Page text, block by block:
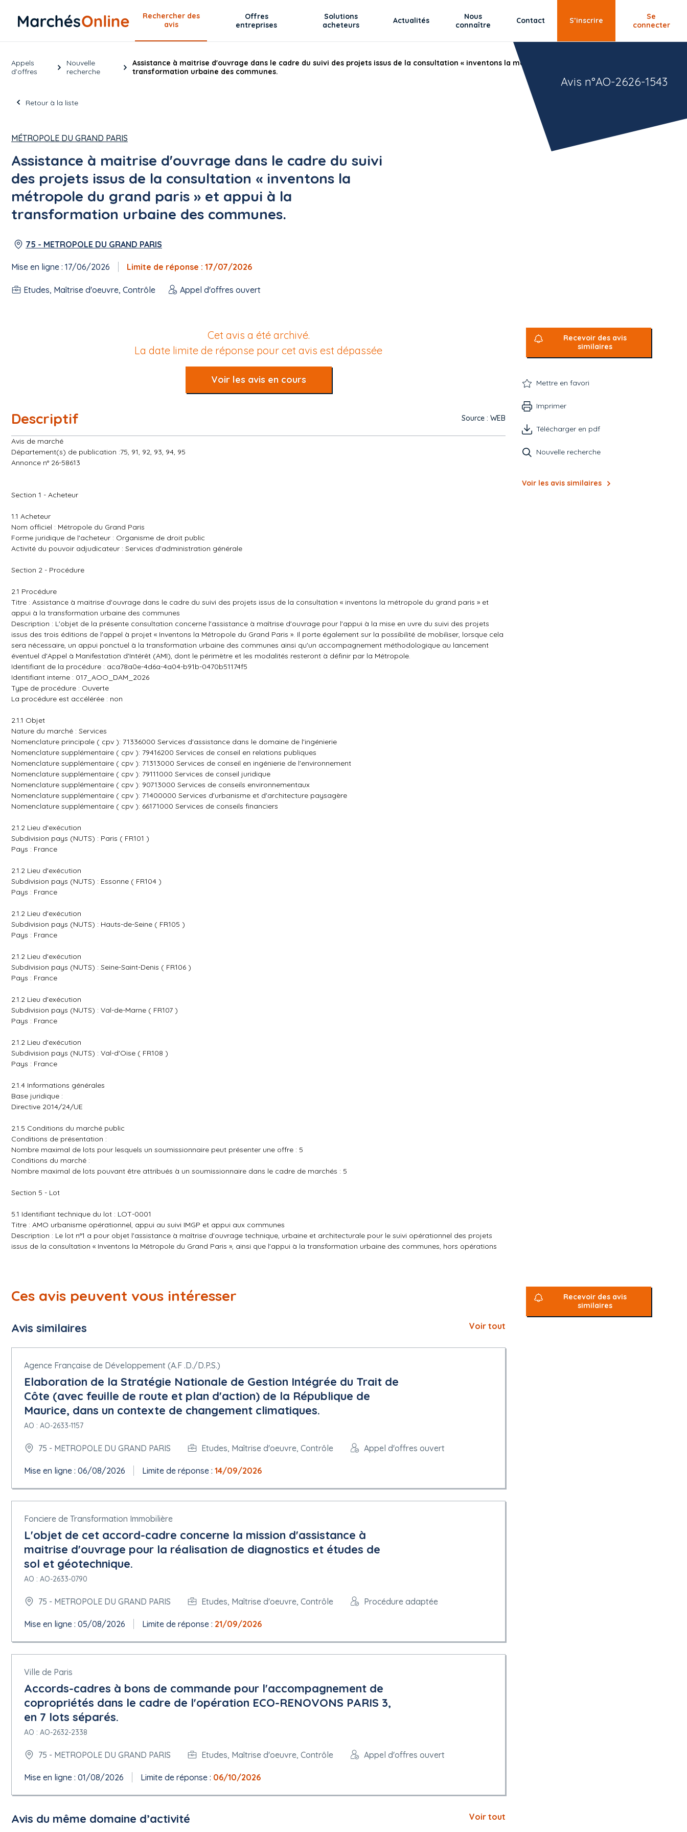
Rechercher des
avis
Offres
entreprises
Solutions
acheteurs
Actualités
Nous
connaître
Contact S’inscrire
Se
connecter
Appels
d’offres
Nouvelle
recherche
Assistance à maitrise d'ouvrage dans le cadre du suivi des projets issus de la consultation « inventons la métropole du grand paris » et appui à la
transformation urbaine des communes.
Retour à la liste
MÉTROPOLE DU GRAND PARIS
Assistance à maitrise d'ouvrage dans le cadre du suivi
des projets issus de la consultation « inventons la
métropole du grand paris » et appui à la
transformation urbaine des communes.
75 - METROPOLE DU GRAND PARIS
Mise en ligne : 17/06/2026 Limite de réponse : 17/07/2026
Etudes, Maîtrise d'oeuvre, Contrôle Appel d'offres ouvert
Avis n°AO-2626-1543
Cet avis a été archivé.
La date limite de réponse pour cet avis est dépassée
Voir les avis en cours
Descriptif Source : WEB
Avis de marché
Département(s) de publication :75, 91, 92, 93, 94, 95
Annonce n° 26-58613
Section 1 - Acheteur
1.1 Acheteur
Nom officiel : Métropole du Grand Paris
Forme juridique de l'acheteur : Organisme de droit public
Activité du pouvoir adjudicateur : Services d'administration générale
Section 2 - Procédure
2.1 Procédure
Titre : Assistance à maitrise d'ouvrage dans le cadre du suivi des projets issus de la consultation « inventons la métropole du grand paris » et
appui à la transformation urbaine des communes
Description : L'objet de la présente consultation concerne l'assistance à maîtrise d'ouvrage pour l'appui à la mise en uvre du suivi des projets
issus des trois éditions de l'appel à projet « Inventons la Métropole du Grand Paris ». Il porte également sur la possibilité de mobiliser, lorsque cela
sera nécessaire, un appui ponctuel à la transformation urbaine des communes ainsi qu'un accompagnement méthodologique au lancement
éventuel d'Appel à Manifestation d'Intérêt (AMI), dont le périmètre et les modalités resteront à définir par la Métropole.
Identifiant de la procédure : aca78a0e-4d6a-4a04-b91b-0470b51174f5
Identifiant interne : 017_AOO_DAM_2026
Type de procédure : Ouverte
La procédure est accélérée : non
2.1.1 Objet
Nature du marché : Services
Nomenclature principale ( cpv ): 71336000 Services d'assistance dans le domaine de l'ingénierie
Nomenclature supplémentaire ( cpv ): 79416200 Services de conseil en relations publiques
Nomenclature supplémentaire ( cpv ): 71313000 Services de conseil en ingénierie de l'environnement
Nomenclature supplémentaire ( cpv ): 79111000 Services de conseil juridique
Nomenclature supplémentaire ( cpv ): 90713000 Services de conseils environnementaux
Nomenclature supplémentaire ( cpv ): 71400000 Services d'urbanisme et d'architecture paysagère
Nomenclature supplémentaire ( cpv ): 66171000 Services de conseils financiers
2.1.2 Lieu d'exécution
Subdivision pays (NUTS) : Paris ( FR101 )
Pays : France
2.1.2 Lieu d'exécution
Subdivision pays (NUTS) : Essonne ( FR104 )
Pays : France
2.1.2 Lieu d'exécution
Subdivision pays (NUTS) : Hauts-de-Seine ( FR105 )
Pays : France
2.1.2 Lieu d'exécution
Subdivision pays (NUTS) : Seine-Saint-Denis ( FR106 )
Pays : France
2.1.2 Lieu d'exécution
Subdivision pays (NUTS) : Val-de-Marne ( FR107 )
Pays : France
2.1.2 Lieu d'exécution
Subdivision pays (NUTS) : Val-d'Oise ( FR108 )
Pays : France
2.1.4 Informations générales
Base juridique :
Directive 2014/24/UE
2.1.5 Conditions du marché public
Conditions de présentation :
Nombre maximal de lots pour lesquels un soumissionnaire peut présenter une offre : 5
Conditions du marché :
Nombre maximal de lots pouvant être attribués à un soumissionnaire dans le cadre de marchés : 5
Section 5 - Lot
5.1 Identifiant technique du lot : LOT-0001
Titre : AMO urbanisme opérationnel, appui au suivi IMGP et appui aux communes
Description : Le lot n°1 a pour objet l'assistance à maîtrise d'ouvrage technique, urbaine et architecturale pour le suivi opérationnel des projets
issus de la consultation « Inventons la Métropole du Grand Paris », ainsi que l'appui à la transformation urbaine des communes, hors opérations
Identifiant interne : 1
Nomenclature principale ( cpv ): 71336000 Services d'assistance dans le domaine de l'ingénierie
5.1.2 Lieu d'exécution
Pays : France
Informations complémentaires :
5.1.2 Lieu d'exécution
Subdivision pays (NUTS) : Essonne ( FR104 )
Informations complémentaires :
5.1.2 Lieu d'exécution
Informations complémentaires :
Subdivision pays (NUTS) : Seine-Saint-Denis ( FR106 )
Pays : France
Informations complémentaires :
5.1.2 Lieu d'exécution
Pays : France
Subdivision pays (NUTS) : Val-d'Oise ( FR108 )
Pays : France
5.1.3 Durée estimée
5.1.4 Renouvellement
Nombre maximal de renouvellements : 3
reconductible de manière tacite 3 fois par période successive d'un an, soit une durée maximale de 4 ans. Le titulaire ne peut refuser la
reconduction conformément à l'article R. 2112-4 du code de la commande publique.
5.1.6 Informations générales
Participation réservée : La participation n'est pas réservée.
Le marché relève de l'accord sur les marchés publics (AMP) : oui
Le marché en question convient aussi aux petites et moyennes entreprises (PME) : oui
Recevoir des avis
similaires
Mettre en favori
Imprimer
Télécharger en pdf
Nouvelle recherche
Voir les avis similaires
Ces avis peuvent vous intéresser
Avis similaires Voir tout
Agence Française de Développement (A.F .D./D.P.S.)
Elaboration de la Stratégie Nationale de Gestion Intégrée du Trait de
Côte (avec feuille de route et plan d'action) de la République de
Maurice, dans un contexte de changement climatiques.
AO : AO-2633-1157
75 - METROPOLE DU GRAND PARIS Etudes, Maîtrise d'oeuvre, Contrôle Appel d'offres ouvert
Mise en ligne : 06/08/2026 Limite de réponse : 14/09/2026
Fonciere de Transformation Immobilière
L'objet de cet accord-cadre concerne la mission d'assistance à
maitrise d'ouvrage pour la réalisation de diagnostics et études de
sol et géotechnique.
AO : AO-2633-0790
75 - METROPOLE DU GRAND PARIS Etudes, Maîtrise d'oeuvre, Contrôle Procédure adaptée
Mise en ligne : 05/08/2026 Limite de réponse : 21/09/2026
Ville de Paris
Accords-cadres à bons de commande pour l'accompagnement de
copropriétés dans le cadre de l'opération ECO-RENOVONS PARIS 3,
en 7 lots séparés.
AO : AO-2632-2338
75 - METROPOLE DU GRAND PARIS Etudes, Maîtrise d'oeuvre, Contrôle Appel d'offres ouvert
Mise en ligne : 01/08/2026 Limite de réponse : 06/10/2026
Avis du même domaine d’activité Voir tout
Recevoir des avis
similaires